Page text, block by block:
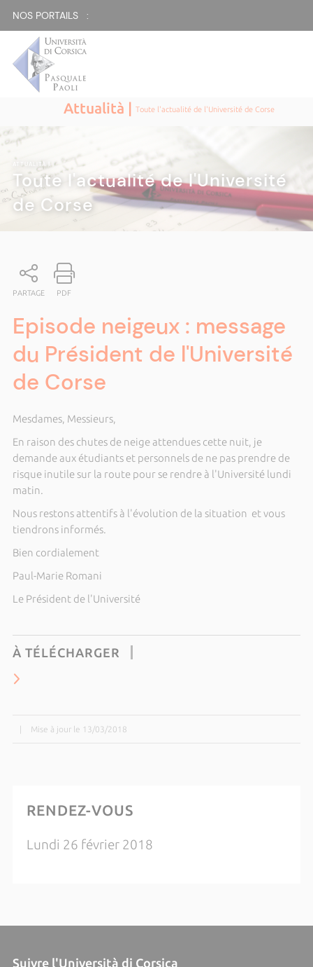
NOS PORTAILS :
Attualità |Toute l'actualité de l'Université de Corse
ATTUALITÀ|
Toute l'actualité de l'Université
de Corse
PARTAGE PDF
Episode neigeux : message
du Président de l'Université
de Corse
Mesdames, Messieurs,
En raison des chutes de neige attendues cette nuit, je
demande aux étudiants et personnels de ne pas prendre de
risque inutile sur la route pour se rendre à l'Université lundi
matin.
Nous restons attentifs à l'évolution de la situation et vous
tiendrons informés.
Bien cordialement
Paul-Marie Romani
Le Président de l'Université
À TÉLÉCHARGER
Mise à jour le 13/03/2018
RENDEZ-VOUS
Lundi 26 février 2018
Suivre l'Università di Corsica